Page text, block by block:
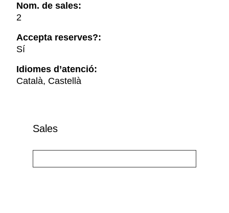
Nom. de sales:
2
Accepta reserves?:
Sí
Idiomes d’atenció:
Català, Castellà
Sales